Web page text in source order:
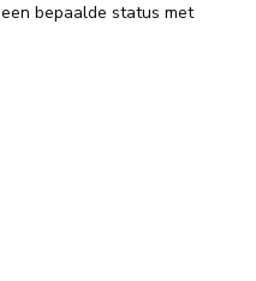
bepaalde status met